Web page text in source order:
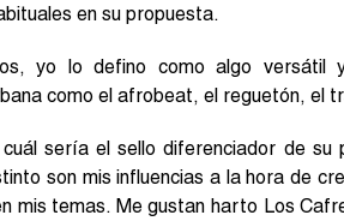
en su propuesta.
yo lo defino como algo versátil
como el afrobeat, el reguetón, el
sería el sello diferenciador de su
son mis influencias a la hora de
mis temas. Me gustan harto Los